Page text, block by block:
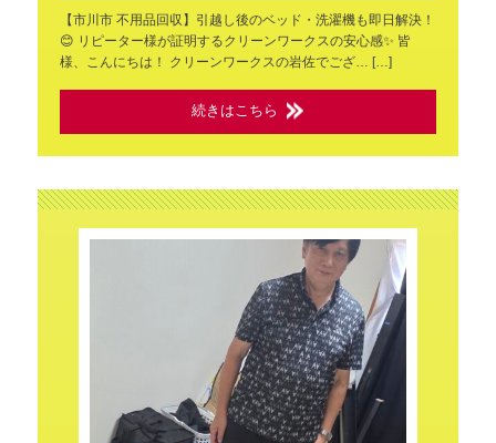
【市川市 不用品回収】引越し後のベッド・洗濯機も即日解決！
😊 リピーター様が証明するクリーンワークスの安心感✨ 皆
様、こんにちは！ クリーンワークスの岩佐でござ… […]
続きはこちら